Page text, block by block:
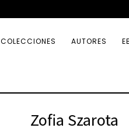
COLECCIONES AUTORES
Zofia Szarota